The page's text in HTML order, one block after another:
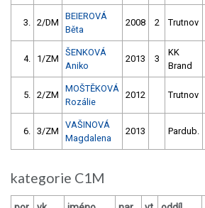
3. 2/DM
BEIEROVÁ
Běta
2008 2 Trutnov
4. 1/ZM
ŠENKOVÁ
Aniko
2013 3
KK
Brand
5. 2/ZM
MOŠTĚKOVÁ
Rozálie
2012 Trutnov
6. 3/ZM
VAŠINOVÁ
Magdalena
2013 Pardub.
kategorie C1M